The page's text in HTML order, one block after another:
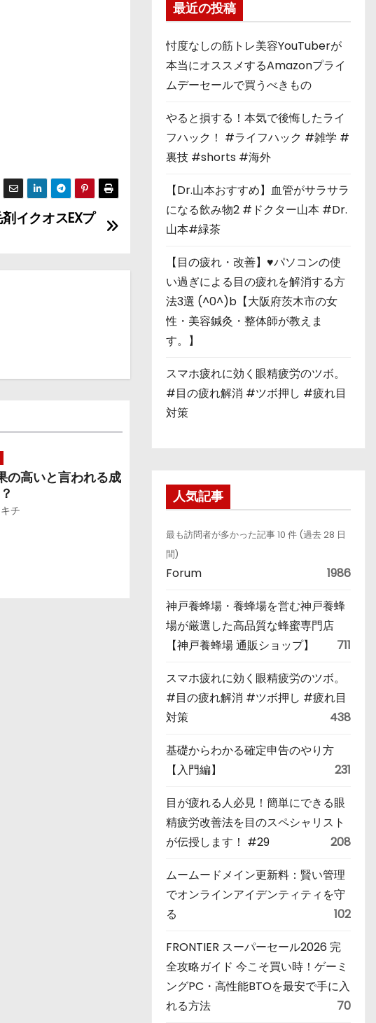
イクオスEXプ
の高いと言われる成
チ
最近の投稿
忖度なしの筋トレ美容YouTuberが
本当にオススメするAmazonプライ
ムデーセールで買うべきもの
やると損する！本気で後悔したライ
フハック！ #ライフハック #雑学 #
裏技 #shorts #海外
【Dr.山本おすすめ】血管がサラサラ
になる飲み物2 #ドクター山本 #Dr.
山本#緑茶
【目の疲れ・改善】♥パソコンの使
い過ぎによる目の疲れを解消する方
法3選 (^0^)b【大阪府茨木市の女
性・美容鍼灸・整体師が教えま
す。】
スマホ疲れに効く眼精疲労のツボ。
#目の疲れ解消 #ツボ押し #疲れ目
対策
人気記事
最も訪問者が多かった記事 10 件 (過去 28 日
間)
Forum 1986
神戸養蜂場・養蜂場を営む神戸養蜂
場が厳選した高品質な蜂蜜専門店
【神戸養蜂場 通販ショップ】
711
スマホ疲れに効く眼精疲労のツボ。
#目の疲れ解消 #ツボ押し #疲れ目
対策
438
基礎からわかる確定申告のやり方
【入門編】
231
目が疲れる人必見！簡単にできる眼
精疲労改善法を目のスペシャリスト
が伝授します！ #29
208
ムームードメイン更新料：賢い管理
でオンラインアイデンティティを守
る
102
FRONTIER スーパーセール2026 完
全攻略ガイド 今こそ買い時！ゲーミ
ングPC・高性能BTOを最安で手に入
れる方法
70